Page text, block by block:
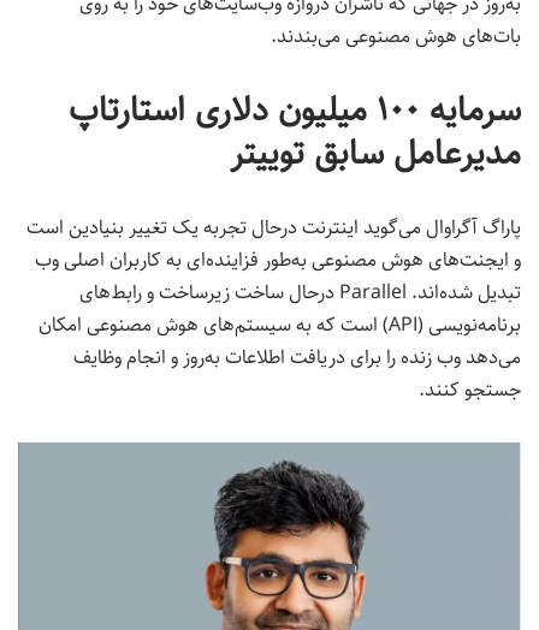
بات‌های هوش مصنوعی می‌بندند.
سرمایه ۱۰۰ میلیون دلاری استارتاپ
مدیرعامل سابق توییتر
پاراگ آگراوال می‌گوید اینترنت درحال تجربه یک تغییر بنیادین است
و ایجنت‌های هوش مصنوعی به‌طور فزاینده‌ای به کاربران اصلی وب
تبدیل شده‌اند. Parallel درحال ساخت زیرساخت و رابط‌های
برنامه‌نویسی (API) است که به سیستم‌های هوش مصنوعی امکان
می‌دهد وب زنده را برای دریافت اطلاعات به‌روز و انجام وظایف
جستجو کنند.